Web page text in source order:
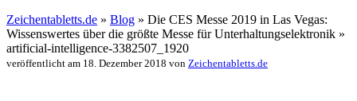
Zeichentabletts.de » Blog » Die CES Messe 2019 in Las Vegas:
Wissenswertes über die größte Messe für Unterhaltungselektronik »
artificial-intelligence-3382507_1920
veröffentlicht am 18. Dezember 2018 von Zeichentabletts.de